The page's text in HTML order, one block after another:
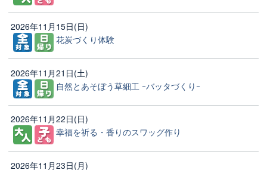
2026年11月15日(日)
花炭づくり体験
2026年11月21日(土)
自然とあそぼう草細工 ｰバッタづくりｰ
2026年11月22日(日)
幸福を祈る・香りのスワッグ作り
2026年11月23日(月)